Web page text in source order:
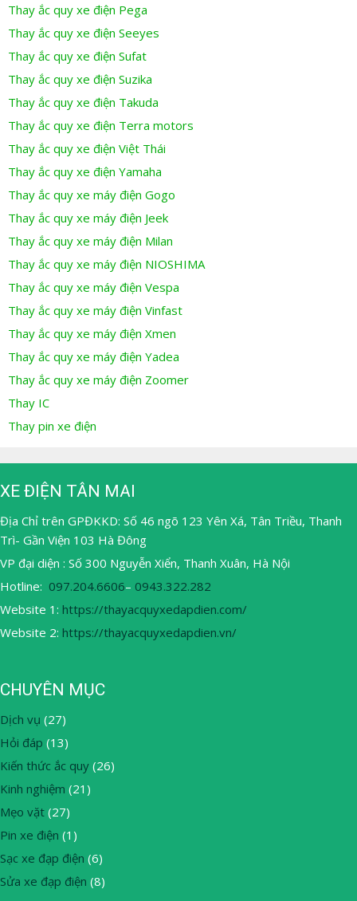
Thay ắc quy xe điện Pega
Thay ắc quy xe điện Seeyes
Thay ắc quy xe điện Sufat
Thay ắc quy xe điện Suzika
Thay ắc quy xe điện Takuda
Thay ắc quy xe điện Terra motors
Thay ắc quy xe điện Việt Thái
Thay ắc quy xe điện Yamaha
Thay ắc quy xe máy điện Gogo
Thay ắc quy xe máy điện Jeek
Thay ắc quy xe máy điện Milan
Thay ắc quy xe máy điện NIOSHIMA
Thay ắc quy xe máy điện Vespa
Thay ắc quy xe máy điện Vinfast
Thay ắc quy xe máy điện Xmen
Thay ắc quy xe máy điện Yadea
Thay ắc quy xe máy điện Zoomer
Thay IC
Thay pin xe điện
XE ĐIỆN TÂN MAI
Địa Chỉ trên GPĐKKD: Số 46 ngõ 123 Yên Xá, Tân Triều, Thanh
Trì- Gần Viện 103 Hà Đông
VP đại diện : Số 300 Nguyễn Xiển, Thanh Xuân, Hà Nội
Hotline: 097.204.6606– 0943.322.282
Website 1: https://thayacquyxedapdien.com/
Website 2: https://thayacquyxedapdien.vn/
CHUYÊN MỤC
Dịch vụ (27)
Hỏi đáp (13)
Kiến thức ắc quy (26)
Kinh nghiệm (21)
Mẹo vặt (27)
Pin xe điện (1)
Sạc xe đạp điện (6)
Sửa xe đạp điện (8)